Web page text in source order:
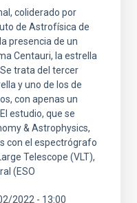
coliderado por
de Astrofísica de
presencia de un
Centauri, la estrella
trata del tercer
y uno de los de
con apenas un
estudio, que se
& Astrophysics,
con el espectrógrafo
Telescope (VLT),
(ESO
2022 - 13:00